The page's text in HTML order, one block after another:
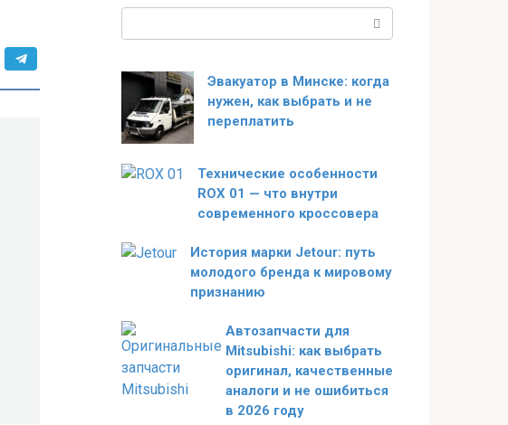
Эвакуатор в Минске: когда
нужен, как выбрать и не
переплатить
Технические особенности
ROX 01 — что внутри
современного кроссовера
История марки Jetour: путь
молодого бренда к мировому
признанию
Автозапчасти для
Mitsubishi: как выбрать
оригинал, качественные
аналоги и не ошибиться
в 2026 году